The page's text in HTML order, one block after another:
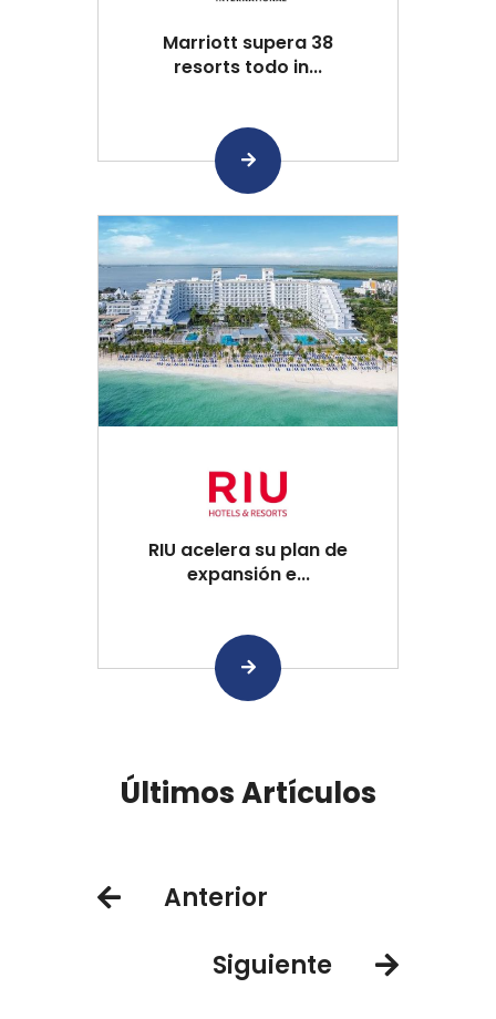
Marriott supera 38
resorts todo in...
RIU acelera su plan de
expansión e...
Últimos Artículos
Anterior
Siguiente